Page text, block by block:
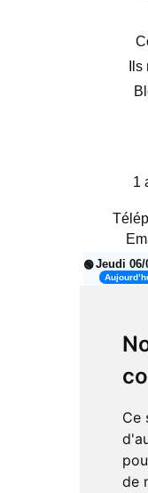
Ce
de
1
🟢Jeudi 06/
Samedi
Lundi 10/